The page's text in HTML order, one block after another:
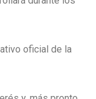
oficial de la